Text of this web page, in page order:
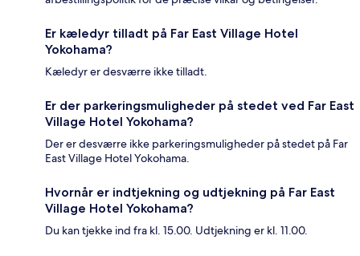
Er kæledyr tilladt på Far East Village Hotel
Yokohama?
Kæledyr er desværre ikke tilladt.
Er der parkeringsmuligheder på stedet ved Far East
Village Hotel Yokohama?
Der er desværre ikke parkeringsmuligheder på stedet på Far
East Village Hotel Yokohama.
Hvornår er indtjekning og udtjekning på Far East
Village Hotel Yokohama?
Du kan tjekke ind fra kl. 15.00. Udtjekning er kl. 11.00.